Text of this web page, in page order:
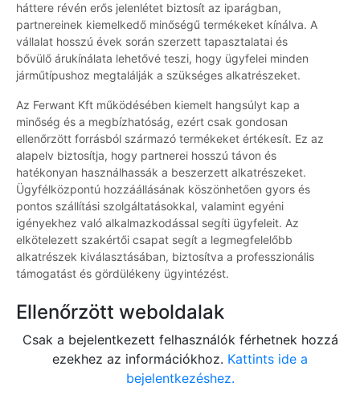
háttere révén erős jelenlétet biztosít az iparágban,
partnereinek kiemelkedő minőségű termékeket kínálva. A
vállalat hosszú évek során szerzett tapasztalatai és
bővülő árukínálata lehetővé teszi, hogy ügyfelei minden
járműtípushoz megtalálják a szükséges alkatrészeket.
Az Ferwant Kft működésében kiemelt hangsúlyt kap a
minőség és a megbízhatóság, ezért csak gondosan
ellenőrzött forrásból származó termékeket értékesít. Ez az
alapelv biztosítja, hogy partnerei hosszú távon és
hatékonyan használhassák a beszerzett alkatrészeket.
Ügyfélközpontú hozzáállásának köszönhetően gyors és
pontos szállítási szolgáltatásokkal, valamint egyéni
igényekhez való alkalmazkodással segíti ügyfeleit. Az
elkötelezett szakértői csapat segít a legmegfelelőbb
alkatrészek kiválasztásában, biztosítva a professzionális
támogatást és gördülékeny ügyintézést.
Ellenőrzött weboldalak
Csak a bejelentkezett felhasználók férhetnek hozzá
ezekhez az információkhoz. Kattints ide a
bejelentkezéshez.